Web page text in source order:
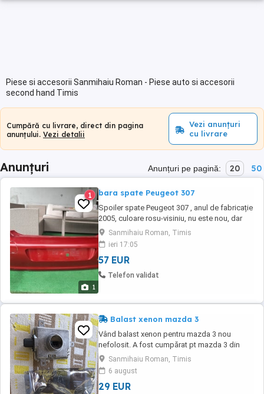
Piese si accesorii Sanmihaiu Roman - Piese auto si accesorii
second hand Timis
Cumpără cu livrare, direct din pagina
anunțului. Vezi detalii
Vezi anunțuri
cu livrare
Anunțuri Anunțuri pe pagină: 20 50
1
1 bara spate Peugeot 307
Spoiler spate Peugeot 307 , anul de fabricație
2005, culoare rosu-visiniu, nu este nou, dar
arata foarte bine
Sanmihaiu Roman, Timis
ieri 17:05
57 EUR
Telefon validat
Balast xenon mazda 3
Vând balast xenon pentru mazda 3 nou
nefolosit. A fost cumpărat pt mazda 3 din
2004 dar nu se potrivește la prinderi e mai mic
și nu ai cum sa îl prinzi de far, se pare ca e
pentru mazda 3 după 2010
Sanmihaiu Roman, Timis
6 august
29 EUR